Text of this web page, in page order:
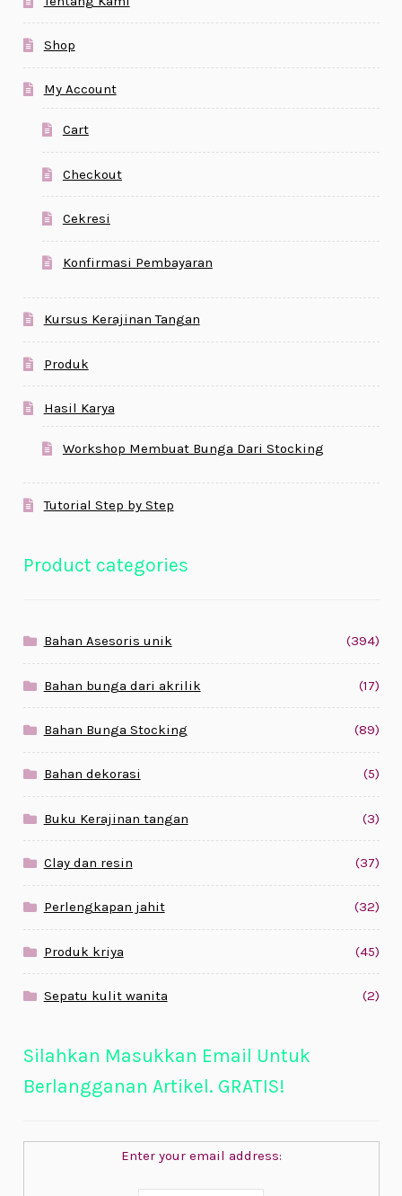
Shop
My Account
Cart
Checkout
Cekresi
Konfirmasi Pembayaran
Kursus Kerajinan Tangan
Produk
Hasil Karya
Workshop Membuat Bunga Dari Stocking
Tutorial Step by Step
Product categories
Bahan Asesoris unik (394)
Bahan bunga dari akrilik (17)
Bahan Bunga Stocking (89)
Bahan dekorasi (5)
Buku Kerajinan tangan (3)
Clay dan resin (37)
Perlengkapan jahit (32)
Produk kriya (45)
Sepatu kulit wanita (2)
Silahkan Masukkan Email Untuk
Berlangganan Artikel. GRATIS!
Enter your email address: